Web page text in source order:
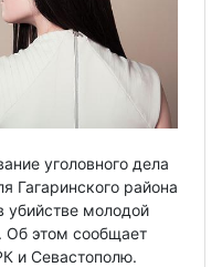
уголовного дела
Гагаринского района
убийстве молодой
Об этом сообщает
и Севастополю.